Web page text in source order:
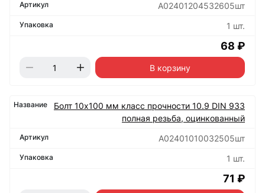
А02401204532605шт
1 шт.
68 ₽
В корзину
Болт 10х100 мм класс прочности 10.9 DIN 933
полная резьба, оцинкованный
А02401010032505шт
1 шт.
71 ₽